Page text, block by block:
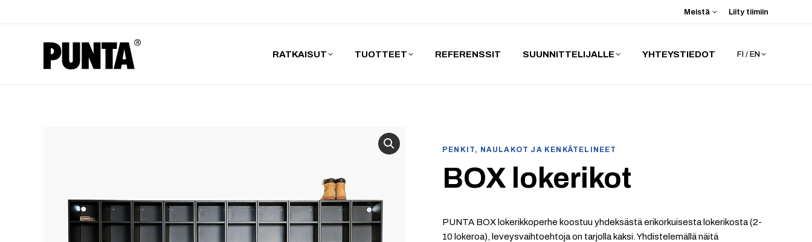
Meistä Liity tiimiin
RATKAISUT TUOTTEET REFERENSSIT SUUNNITTELIJALLE YHTEYSTIEDOT FI / EN
PENKIT, NAULAKOT JA KENKÄTELINEET
BOX lokerikot
PUNTA BOX lokerikkoperhe koostuu yhdeksästä erikorkuisesta lokerikosta (2-
10 lokeroa), leveysvaihtoehtoja on tarjolla kaksi. Yhdistelemällä näitä